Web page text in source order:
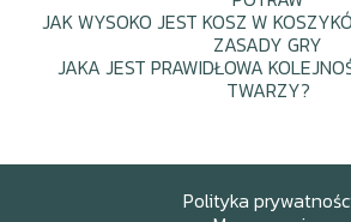
JAK WYSOKO JEST KOSZ W
ZASADY GRY
JAKA JEST PRAWIDŁOWA
TWARZY?
Polityka